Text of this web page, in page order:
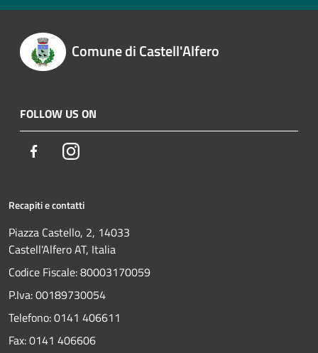
Comune di Castell'Alfero
FOLLOW US ON
FacebookInstagram
Recapiti e contatti
Piazza Castello, 2, 14033
Castell'Alfero AT, Italia
Codice Fiscale: 80003170059
P.Iva: 00189730054
Telefono:0141 406611
Fax:0141 406606